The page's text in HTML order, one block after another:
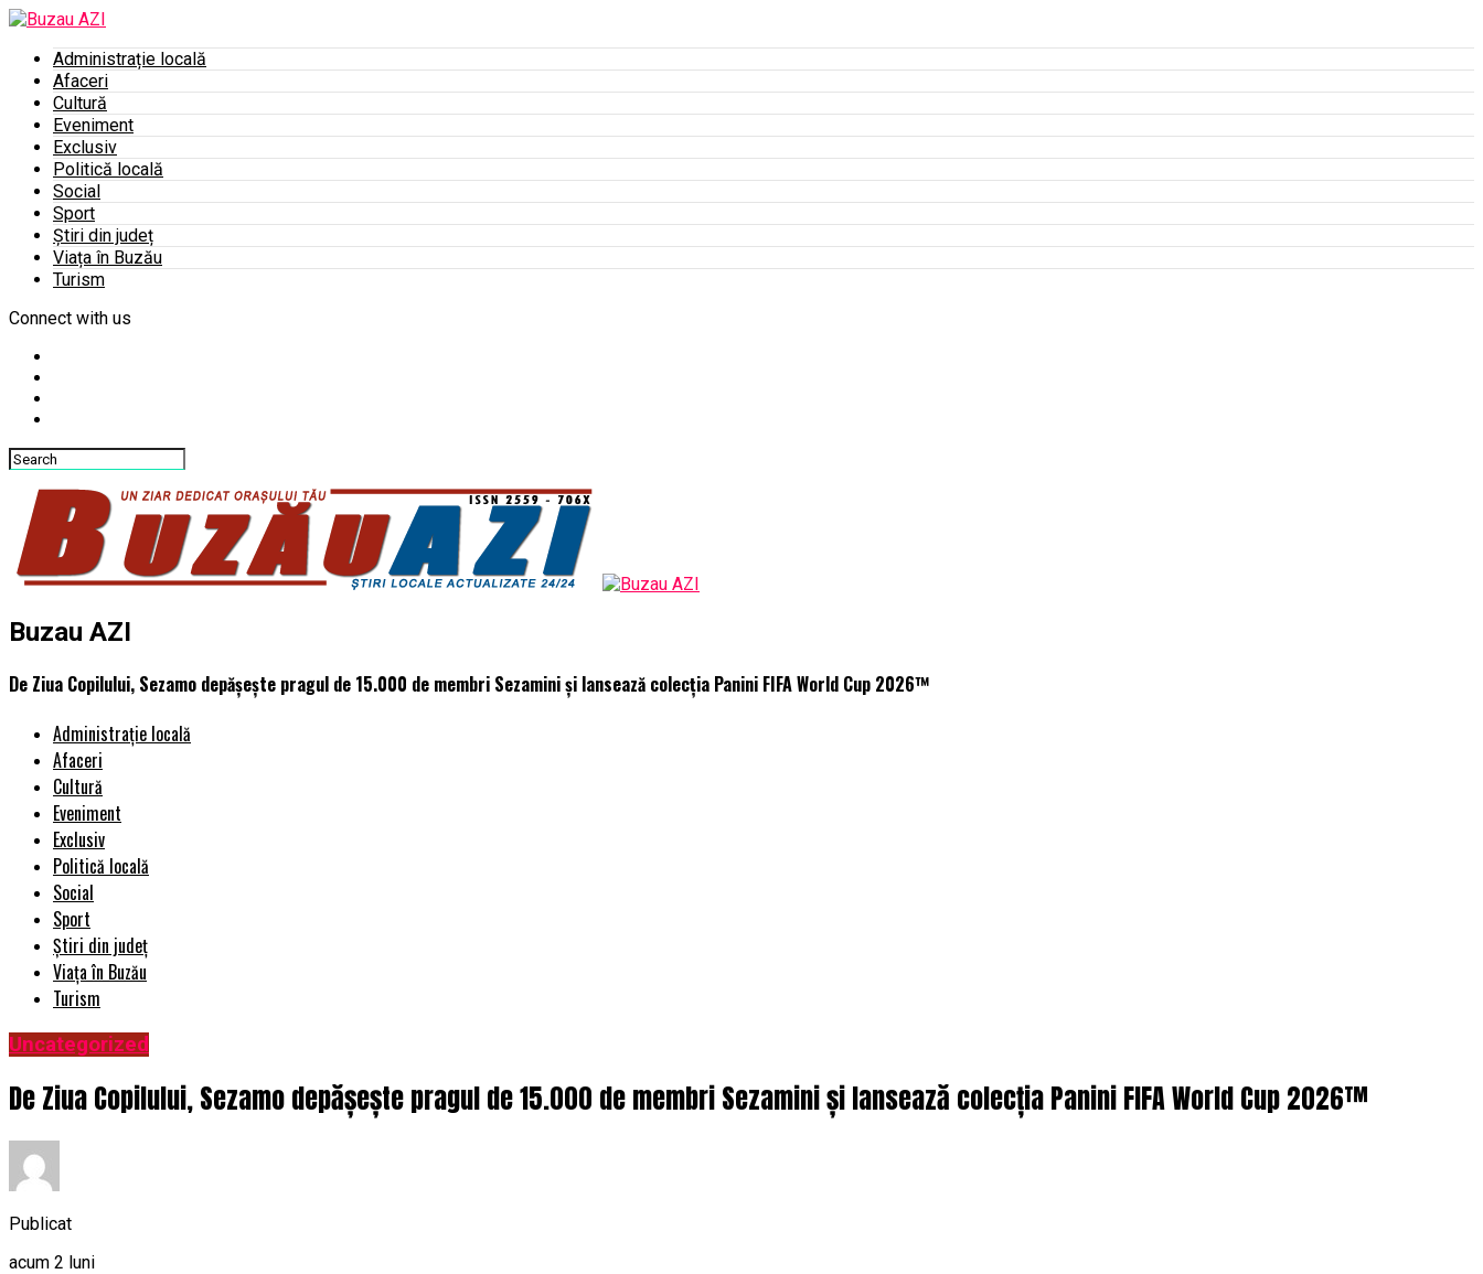
Administrație locală
Afaceri
Cultură
Eveniment
Exclusiv
Politică locală
Social
Sport
Știri din județ
Viața în Buzău
Turism
Connect with us
Buzau AZI
De Ziua Copilului, Sezamo depășește pragul de 15.000 de membri Sezamini și lansează colecția Panini FIFA World Cup 2026™
Administrație locală
Afaceri
Cultură
Eveniment
Exclusiv
Politică locală
Social
Sport
Știri din județ
Viața în Buzău
Turism
Uncategorized
De Ziua Copilului, Sezamo depășește pragul de 15.000 de membri Sezamini și lansează colecția Panini FIFA World Cup 2026™
Publicat
acum 2 luni